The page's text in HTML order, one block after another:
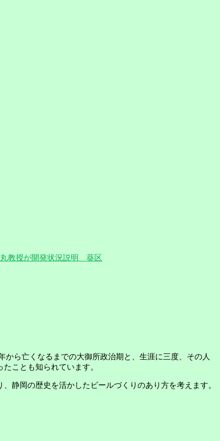
教授が開発状況説明 葵区
から亡くなるまでの大御所政治期と、生涯に三度、その人
ことも知られています。
静岡の歴史を活かしたビールづくりのあり方を考えます。